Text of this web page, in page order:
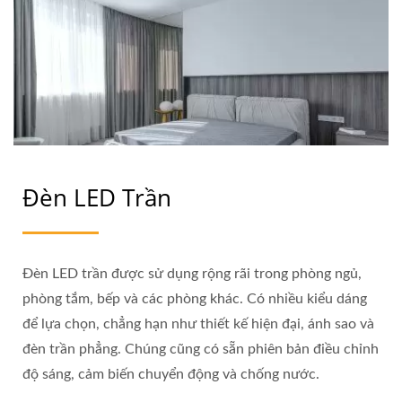
Đèn LED Trần
Đèn LED trần được sử dụng rộng rãi trong phòng ngủ,
phòng tắm, bếp và các phòng khác. Có nhiều kiểu dáng
để lựa chọn, chẳng hạn như thiết kế hiện đại, ánh sao và
đèn trần phẳng. Chúng cũng có sẵn phiên bản điều chỉnh
độ sáng, cảm biến chuyển động và chống nước.